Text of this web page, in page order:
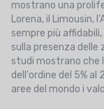
mostrano una
Lorena, il Limousin,
sempre più
sulla presenza
studi mostrano che
dell'ordine del 5% al
aree del mondo i